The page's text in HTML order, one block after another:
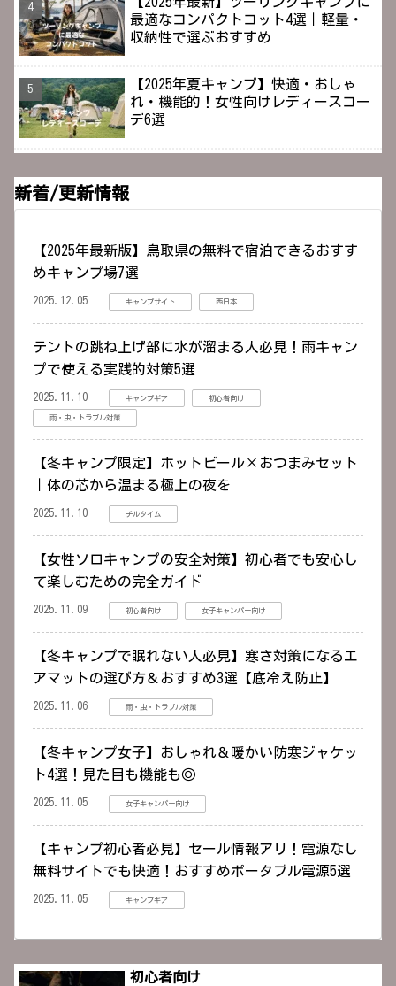
最適なコンパクトコット4選｜軽量・
収納性で選ぶおすすめ
【2025年夏キャンプ】快適・おしゃ
れ・機能的！女性向けレディースコー
デ6選
新着/更新情報
【2025年最新版】鳥取県の無料で宿泊できるおすす
めキャンプ場7選
2025.12.05 キャンプサイト 西日本
テントの跳ね上げ部に水が溜まる人必見！雨キャン
プで使える実践的対策5選
2025.11.10 キャンプギア 初心者向け
雨・虫・トラブル対策
【冬キャンプ限定】ホットビール×おつまみセット
｜体の芯から温まる極上の夜を
2025.11.10 チルタイム
【女性ソロキャンプの安全対策】初心者でも安心し
て楽しむための完全ガイド
2025.11.09 初心者向け 女子キャンパー向け
【冬キャンプで眠れない人必見】寒さ対策になるエ
アマットの選び方＆おすすめ3選【底冷え防止】
2025.11.06 雨・虫・トラブル対策
【冬キャンプ女子】おしゃれ＆暖かい防寒ジャケッ
ト4選！見た目も機能も◎
2025.11.05 女子キャンパー向け
【キャンプ初心者必見】セール情報アリ！電源なし
無料サイトでも快適！おすすめポータブル電源5選
2025.11.05 キャンプギア
初心者向け